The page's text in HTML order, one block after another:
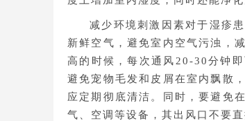
减少环境刺激因素对于湿疹
新鲜空气，避免室内空气污浊，
高的时候，每次通风20-30分钟
避免宠物毛发和皮屑在室内飘散
应定期彻底清洁。同时，要避免
气、空调等设备，其出风口不要